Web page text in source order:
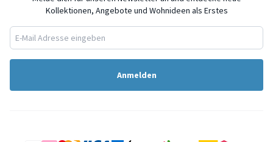
Kollektionen, Angebote und Wohnideen als Erstes
Anmelden